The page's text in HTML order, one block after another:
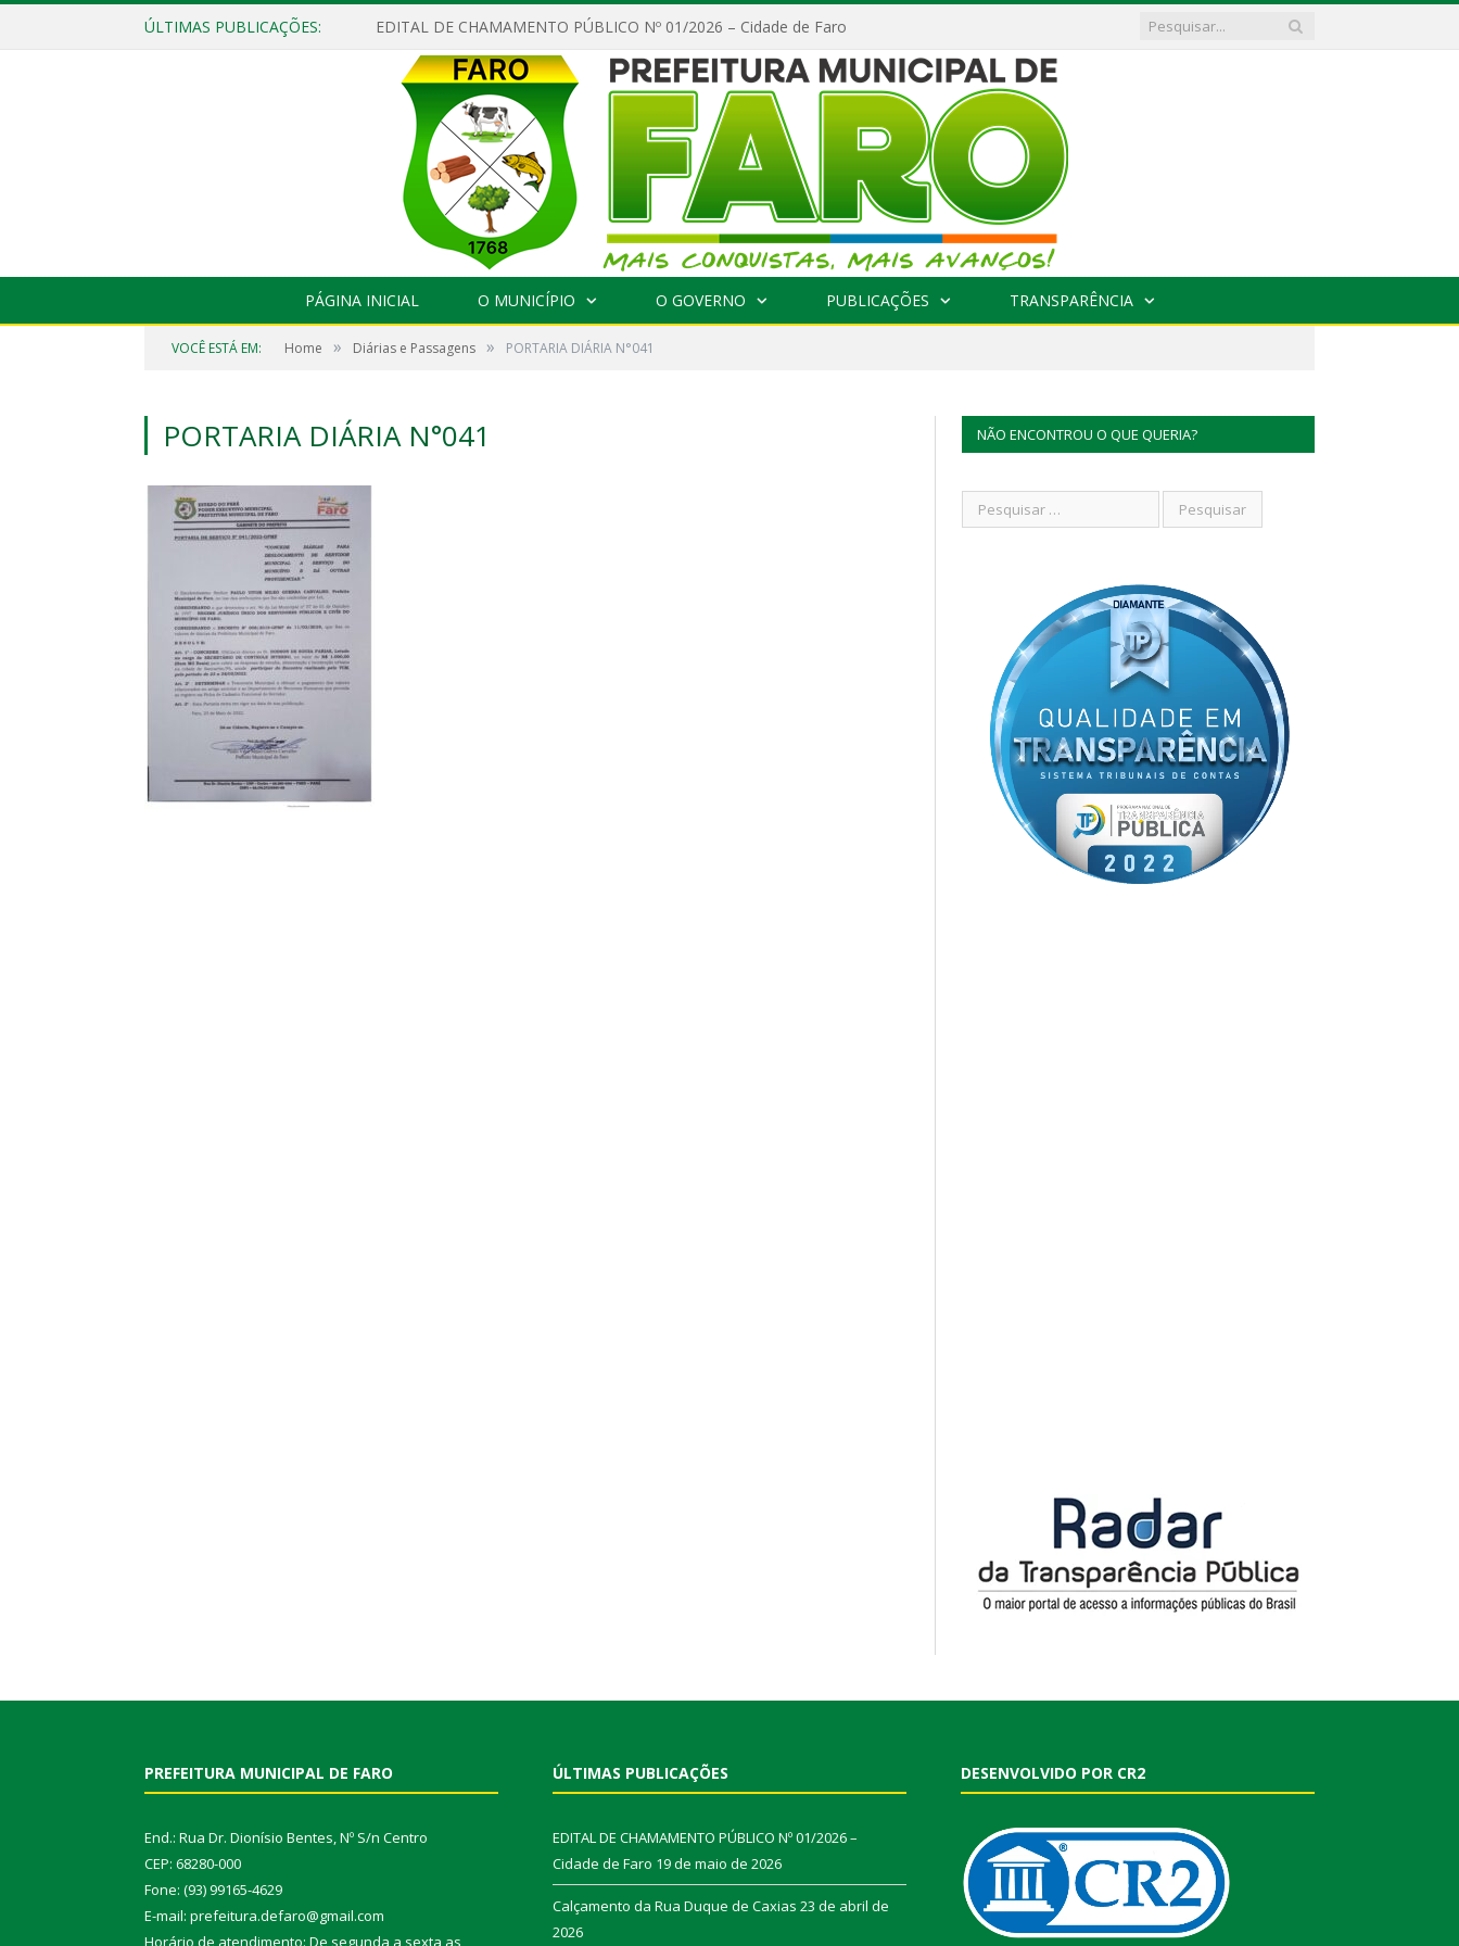
ÚLTIMAS PUBLICAÇÕES: EDITAL DE CHAMAMENTO PÚBLICO Nº 01/2026 – Cidade de Faro
PÁGINA INICIAL O MUNICÍPIO O GOVERNO PUBLICAÇÕES TRANSPARÊNCIA
VOCÊ ESTÁ EM: Home » Diárias e Passagens » PORTARIA DIÁRIA N°041
PORTARIA DIÁRIA N°041 NÃO ENCONTROU O QUE QUERIA?
PREFEITURA MUNICIPAL DE FARO
End.: Rua Dr. Dionísio Bentes, Nº S/n Centro
CEP: 68280-000
Fone: (93) 99165-4629
E-mail: prefeitura.defaro@gmail.com
Horário de atendimento: De segunda a sexta as
ÚLTIMAS PUBLICAÇÕES
EDITAL DE CHAMAMENTO PÚBLICO Nº 01/2026 –
Cidade de Faro 19 de maio de 2026
Calçamento da Rua Duque de Caxias 23 de abril de
2026
DESENVOLVIDO POR CR2